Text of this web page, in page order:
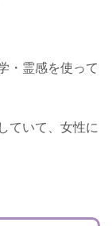
・霊感を使って
ていて、女性に